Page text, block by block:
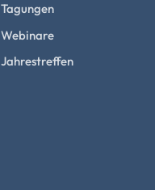
Tagungen
Webinare
Jahrestreffen